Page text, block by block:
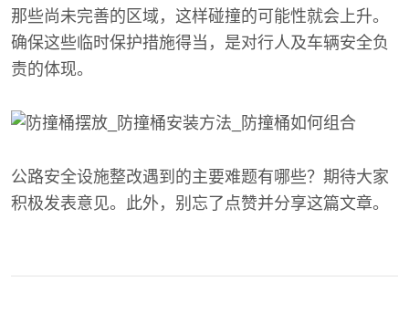
那些尚未完善的区域，这样碰撞的可能性就会上升。
确保这些临时保护措施得当，是对行人及车辆安全负
责的体现。
公路安全设施整改遇到的主要难题有哪些？期待大家
积极发表意见。此外，别忘了点赞并分享这篇文章。